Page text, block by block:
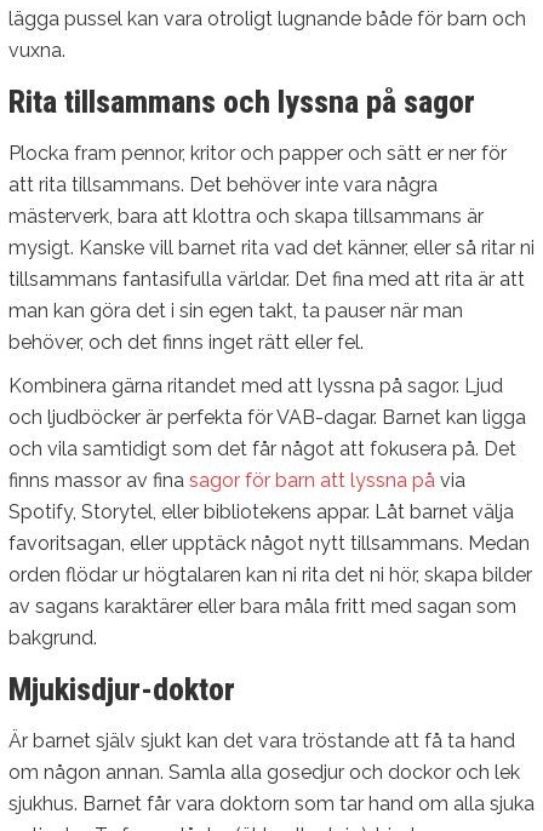
lägga pussel kan vara otroligt lugnande både för barn och
vuxna.
Rita tillsammans och lyssna på sagor
Plocka fram pennor, kritor och papper och sätt er ner för
att rita tillsammans. Det behöver inte vara några
mästerverk, bara att klottra och skapa tillsammans är
mysigt. Kanske vill barnet rita vad det känner, eller så ritar ni
tillsammans fantasifulla världar. Det fina med att rita är att
man kan göra det i sin egen takt, ta pauser när man
behöver, och det finns inget rätt eller fel.
Kombinera gärna ritandet med att lyssna på sagor. Ljud
och ljudböcker är perfekta för VAB-dagar. Barnet kan ligga
och vila samtidigt som det får något att fokusera på. Det
finns massor av fina sagor för barn att lyssna på via
Spotify, Storytel, eller bibliotekens appar. Låt barnet välja
favoritsagan, eller upptäck något nytt tillsammans. Medan
orden flödar ur högtalaren kan ni rita det ni hör, skapa bilder
av sagans karaktärer eller bara måla fritt med sagan som
bakgrund.
Mjukisdjur-doktor
Är barnet själv sjukt kan det vara tröstande att få ta hand
om någon annan. Samla alla gosedjur och dockor och lek
sjukhus. Barnet får vara doktorn som tar hand om alla sjuka